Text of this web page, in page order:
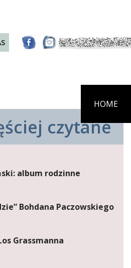
HOME
czytane
album rodzinne
Bohdana Paczowskiego
Grassmanna